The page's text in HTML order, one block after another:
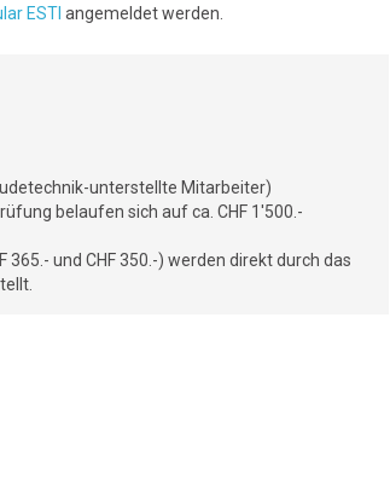
ESTI angemeldet werden.
unterstellte Mitarbeiter)
belaufen sich auf ca. CHF 1'500.-
und CHF 350.-) werden direkt durch das